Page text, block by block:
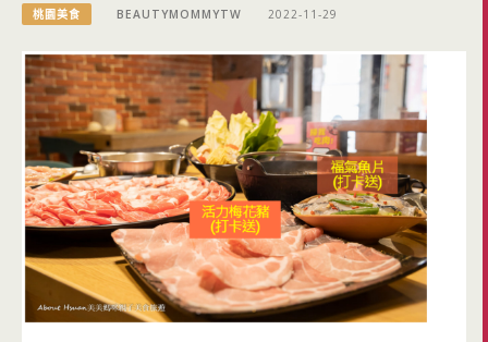
桃園美食 BEAUTYMOMMYTW 2022-11-29